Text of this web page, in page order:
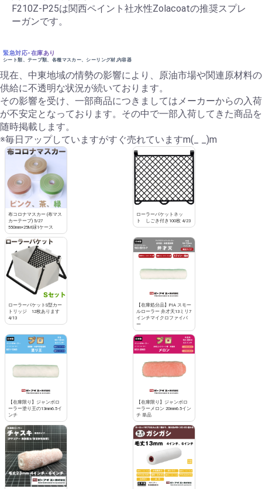
F210Z-P25は関西ペイント社水性Zolacoatの推奨スプレ
ーガンです。
緊急対応-在庫あり
シート類、テープ類、各種マスカー、シーリング材,内容器
現在、中東地域の情勢の影響により、原油市場や関連原材料の
供給に不透明な状況が続いております。
その影響を受け、一部商品につきましてはメーカーからの入荷
が不安定となっております。その中で一部入荷してきた商品を
随時掲載します。
※毎日アップしていますがすぐ売れていますm(_ _)m
布コロナマスカー (布マス
カーテープ) 5/27
550mm×25M緑1ケース
ローラーバケットネッ
ト しごき付き100枚 4/23
ローラーバケットS型カー
トリッジ 12枚あります
4/13
【在庫処分品】PIA スモー
ルローラー 弁才天13ミリ7
インチマイクロファイバ
ー
【在庫限り】ジャンボロ
ーラー塗り王の13mm6.5イ
ンチ
【在庫限り】ジャンボロ
ーラーメロン 20mm6.5イン
チ 単品